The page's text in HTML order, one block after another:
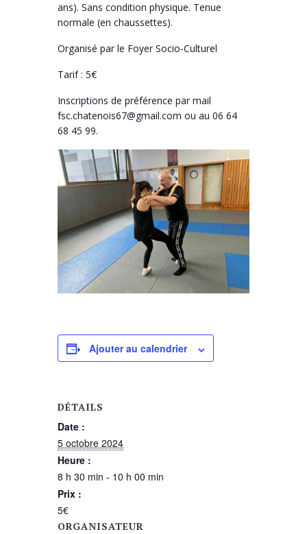
ans). Sans condition physique. Tenue
normale (en chaussettes).
Organisé par le Foyer Socio-Culturel
Tarif : 5€
Inscriptions de préférence par mail
fsc.chatenois67@gmail.com ou au 06 64
68 45 99.
Ajouter au calendrier
DÉTAILS
Date :
5 octobre 2024
Heure :
8 h 30 min - 10 h 00 min
Prix :
5€
ORGANISATEUR